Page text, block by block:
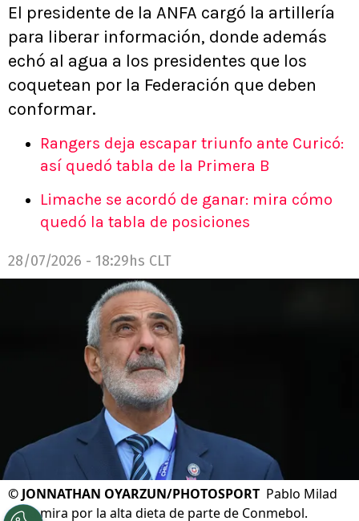
El presidente de la ANFA cargó la artillería
para liberar información, donde además
echó al agua a los presidentes que los
coquetean por la Federación que deben
conformar.
Rangers deja escapar triunfo ante Curicó:
así quedó tabla de la Primera B
Limache se acordó de ganar: mira cómo
quedó la tabla de posiciones
28/07/2026 - 18:29hs CLT
© JONNATHAN OYARZUN/PHOTOSPORT Pablo Milad
en la mira por la alta dieta de parte de Conmebol.